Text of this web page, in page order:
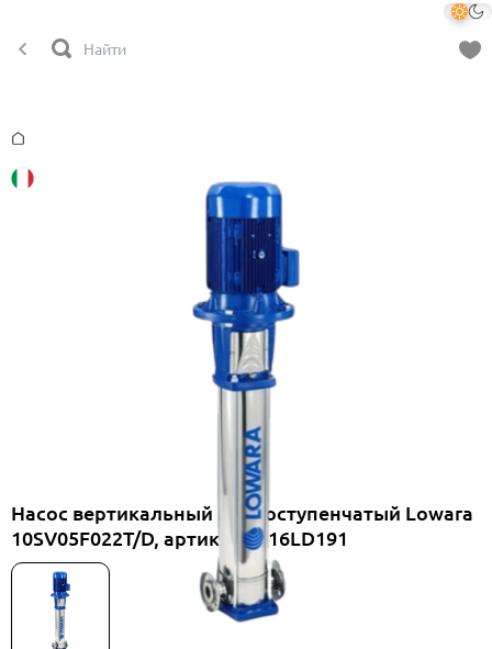
Насос вертикальный многоступенчатый Lowara
10SV05F022T/D, артикул 1016LD191